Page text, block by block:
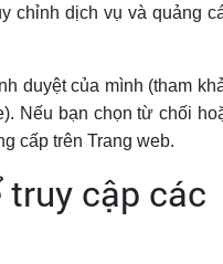
chỉnh dịch vụ và quảng
duyệt của mình (tham
Nếu bạn chọn từ chối
cấp trên Trang web.
cập các